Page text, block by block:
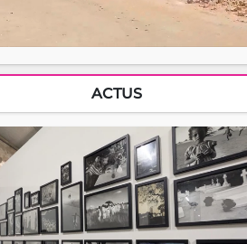
ACTUS